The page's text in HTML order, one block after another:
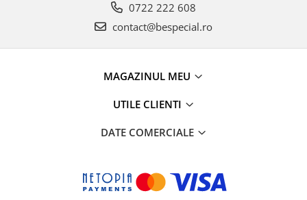
0722 222 608
contact@bespecial.ro
MAGAZINUL MEU
UTILE CLIENTI
DATE COMERCIALE